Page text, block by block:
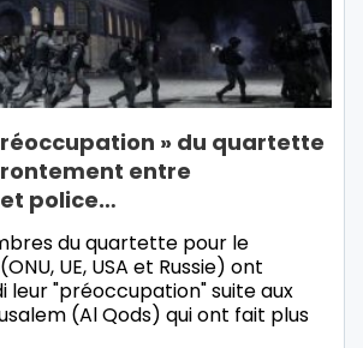
» du quartette
entre
police…
du quartette pour le
UE, USA et Russie) ont
leur "préoccupation" suite aux
(Al Qods) qui ont fait plus